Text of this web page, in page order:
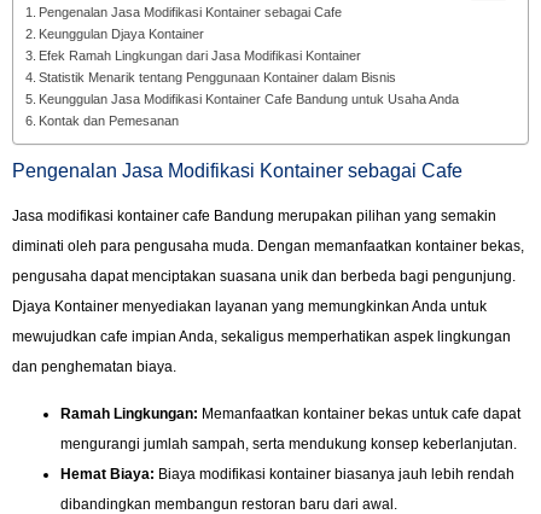
Pengenalan Jasa Modifikasi Kontainer sebagai Cafe
Keunggulan Djaya Kontainer
Efek Ramah Lingkungan dari Jasa Modifikasi Kontainer
Statistik Menarik tentang Penggunaan Kontainer dalam Bisnis
Keunggulan Jasa Modifikasi Kontainer Cafe Bandung untuk Usaha Anda
Kontak dan Pemesanan
Pengenalan Jasa Modifikasi Kontainer sebagai Cafe
Jasa modifikasi kontainer cafe Bandung merupakan pilihan yang semakin
diminati oleh para pengusaha muda. Dengan memanfaatkan kontainer bekas,
pengusaha dapat menciptakan suasana unik dan berbeda bagi pengunjung.
Djaya Kontainer menyediakan layanan yang memungkinkan Anda untuk
mewujudkan cafe impian Anda, sekaligus memperhatikan aspek lingkungan
dan penghematan biaya.
Ramah Lingkungan: Memanfaatkan kontainer bekas untuk cafe dapat
mengurangi jumlah sampah, serta mendukung konsep keberlanjutan.
Hemat Biaya: Biaya modifikasi kontainer biasanya jauh lebih rendah
dibandingkan membangun restoran baru dari awal.